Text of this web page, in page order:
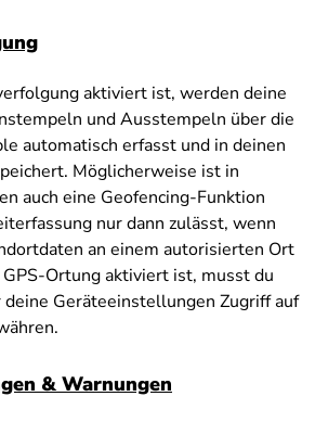
aktiviert ist, werden deine
und Ausstempeln über die
automatisch erfasst und in deinen
Möglicherweise ist in
auch eine Geofencing-Funktion
nur dann zulässt, wenn
an einem autorisierten Ort
Ortung aktiviert ist, musst du
Geräteeinstellungen Zugriff auf
& Warnungen